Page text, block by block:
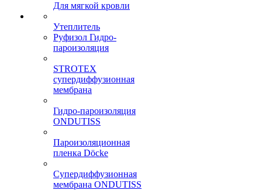
Для мягкой кровли
Утеплитель
Руфизол Гидро-
пароизоляция
STROTEX
супердиффузионная
мембрана
Гидро-пароизоляция
ONDUTISS
Пароизоляционная
пленка Döcke
Супердиффузионная
мембрана ONDUTISS